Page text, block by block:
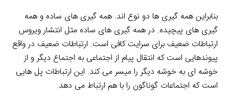
بنابراین همه گیری ها دو نوع اند. همه گیری های ساده و همه
گیری های پیچیده. در همه گیری های ساده مثل انتشار ویروس
ارتباطات ضعیف برای سرایت کافی است. ارتباطات ضعیف در واقع
پیوندهایی است که انتقال پیام از اجتماعی به اجتماع دیگر و از
خوشه ای به خوشه دیگر را میسر می کند. این ارتباطات پل هایی
است که اجتماعات گوناگون را با هم ارتباط می دهد.